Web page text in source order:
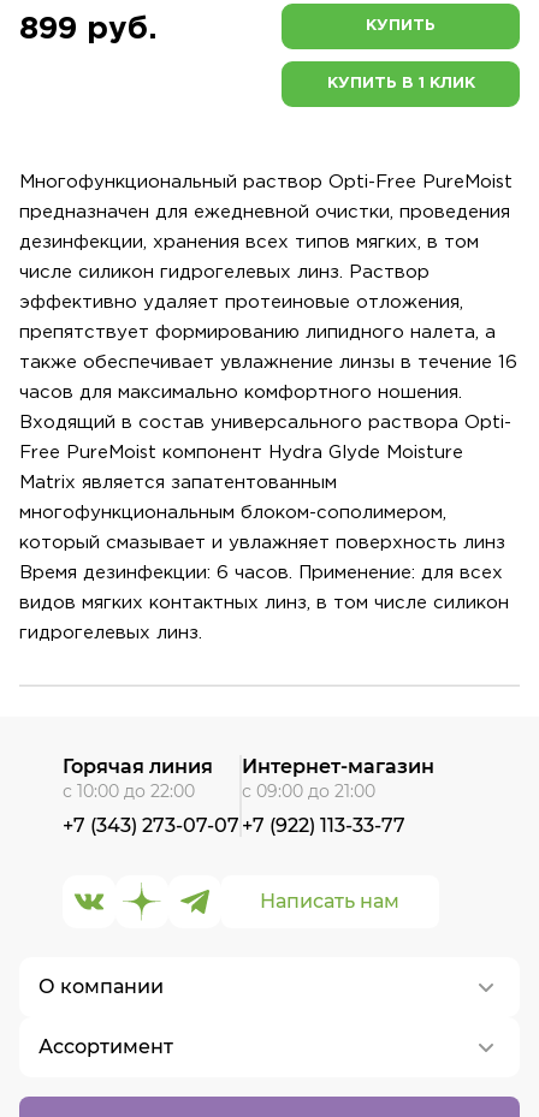
899 руб. КУПИТЬ
КУПИТЬ В 1 КЛИК
Многофункциональный раствор Opti-Free PureMoist
предназначен для ежедневной очистки, проведения
дезинфекции, хранения всех типов мягких, в том
числе силикон гидрогелевых линз. Раствор
эффективно удаляет протеиновые отложения,
препятствует формированию липидного налета, а
также обеспечивает увлажнение линзы в течение 16
часов для максимально комфортного ношения.
Входящий в состав универсального раствора Opti-
Free PureMoist компонент Hydra Glyde Moisture
Matrix является запатентованным
многофункциональным блоком-сополимером,
который смазывает и увлажняет поверхность линз
Время дезинфекции: 6 часов. Применение: для всех
видов мягких контактных линз, в том числе силикон
гидрогелевых линз.
О компании
О нас
Контакты
Ассортимент
Написать нам
Горячая линия
с 10:00 до 22:00
+7 (343) 273-07-07
Интернет-магазин
с 09:00 до 21:00
+7 (922) 113-33-77